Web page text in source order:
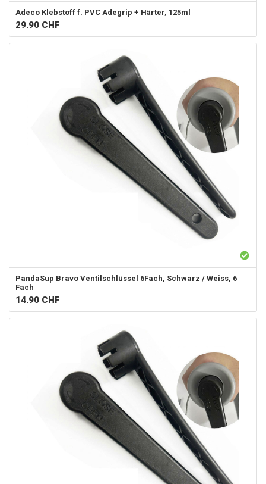
Adeco Klebstoff f. PVC Adegrip + Härter, 125ml
29.90 CHF
PandaSup Bravo Ventilschlüssel 6Fach, Schwarz / Weiss, 6
Fach
14.90 CHF